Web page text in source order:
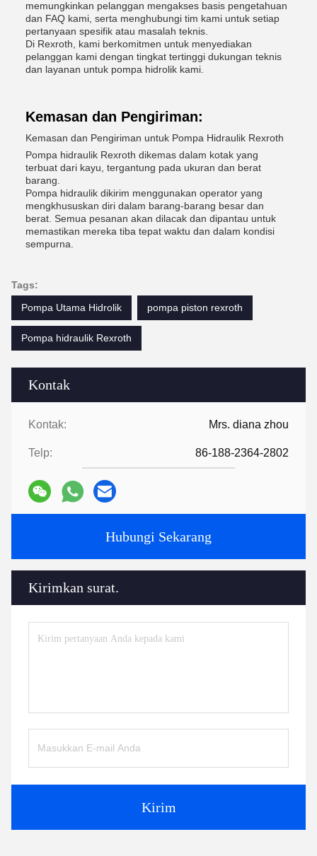
Kontak
Kontak: Mrs. diana zhou
Telp: 86-188-2364-2802
Hubungi Sekarang
Kirimkan surat.
Kirim
memungkinkan pelanggan mengakses basis pengetahuan
dan FAQ kami, serta menghubungi tim kami untuk setiap
pertanyaan spesifik atau masalah teknis.
Di Rexroth, kami berkomitmen untuk menyediakan
pelanggan kami dengan tingkat tertinggi dukungan teknis
dan layanan untuk pompa hidrolik kami.
Kemasan dan Pengiriman:
Kemasan dan Pengiriman untuk Pompa Hidraulik Rexroth
Pompa hidraulik Rexroth dikemas dalam kotak yang
terbuat dari kayu, tergantung pada ukuran dan berat
barang.
Pompa hidraulik dikirim menggunakan operator yang
mengkhususkan diri dalam barang-barang besar dan
berat. Semua pesanan akan dilacak dan dipantau untuk
memastikan mereka tiba tepat waktu dan dalam kondisi
sempurna.
Tags:
Pompa Utama Hidrolik
pompa piston rexroth
Pompa hidraulik Rexroth